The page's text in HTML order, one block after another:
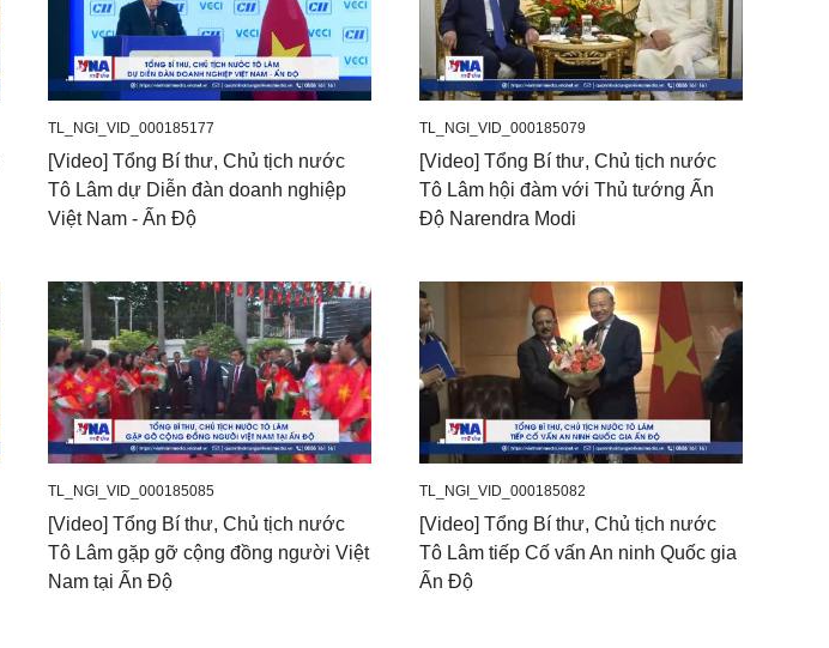
TL_NGI_VID_000185177
[Video] Tổng Bí thư, Chủ tịch nước
Tô Lâm dự Diễn đàn doanh nghiệp
Việt Nam - Ấn Độ
TL_NGI_VID_000185079
[Video] Tổng Bí thư, Chủ tịch nước
Tô Lâm hội đàm với Thủ tướng Ấn
Độ Narendra Modi
TL_NGI_VID_000185085
[Video] Tổng Bí thư, Chủ tịch nước
Tô Lâm gặp gỡ cộng đồng người Việt
Nam tại Ấn Độ
TL_NGI_VID_000185082
[Video] Tổng Bí thư, Chủ tịch nước
Tô Lâm tiếp Cố vấn An ninh Quốc gia
Ấn Độ